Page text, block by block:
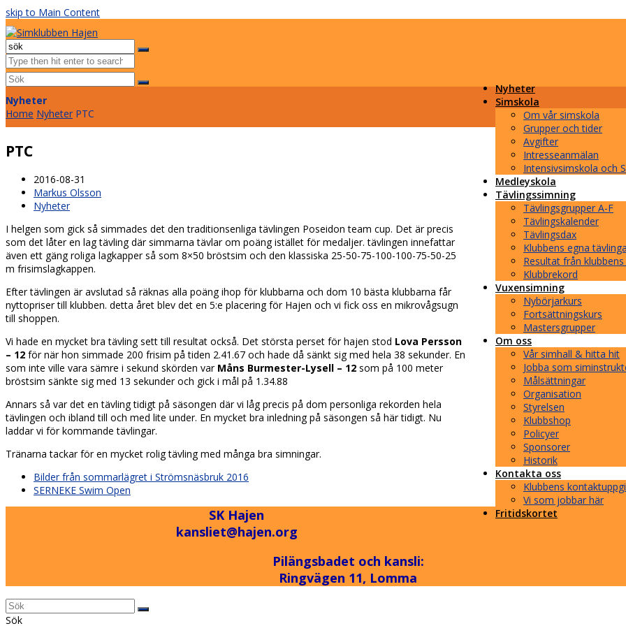
skip to Main Content
Facebook
Instagram
Email
Open
Mobile
Menu
Nyheter
Simskola
Om vår simskola
Grupper och tider
Avgifter
Intresseanmälan
Intensivsimskola och
Medleyskola
Tävlingssimning
Tävlingsgrupper A-F
Tävlingskalender
Tävlingsdax
Klubbens egna
Resultat från
Klubbrekord
Vuxensimning
Nybörjarkurs
Fortsättningskurs
Mastersgrupper
Om oss
Vår simhall & hitta hit
Jobba som
Målsättningar
Organisation
Styrelsen
Klubbshop
Policyer
Sponsorer
Historik
Kontakta oss
Klubbens
Vi som jobbar här
Fritidskortet
Sök
Submit
Nyheter
Home Nyheter PTC
PTC
2016-08-31
Markus Olsson
Nyheter
I helgen som gick så simmades det den traditionsenliga tävlingen Poseidon team cup. Det är precis
som det låter en lag tävling där simmarna tävlar om poäng istället för medaljer. tävlingen innefattar
även ett gäng roliga lagkapper så som 8×50 bröstsim och den klassiska 25-50-75-100-100-75-50-25
m frisimslagkappen.
Efter tävlingen är avslutad så räknas alla poäng ihop för klubbarna och dom 10 bästa klubbarna får
nyttopriser till klubben. detta året blev det en 5:e placering för Hajen och vi fick oss en mikrovågsugn
till shoppen.
Vi hade en mycket bra tävling sett till resultat också. Det största perset för hajen stod Lova Persson
– 12 för när hon simmade 200 frisim på tiden 2.41.67 och hade då sänkt sig med hela 38 sekunder. En
som inte ville vara sämre i sekund skörden var Måns Burmester-Lysell – 12 som på 100 meter
bröstsim sänkte sig med 13 sekunder och gick i mål på 1.34.88
Annars så var det en tävling tidigt på säsongen där vi låg precis på dom personliga rekorden hela
tävlingen och ibland till och med lite under. En mycket bra inledning på säsongen så här tidigt. Nu
laddar vi för kommande tävlingar.
Tränarna tackar för en mycket rolig tävling med många bra simningar.
previous
post:
Bilder från sommarlägret i Strömsnäsbruk 2016
next
SERNEKE Swim Open
SK Hajen
kansliet@hajen.org
Pilängsbadet och kansli:
Ringvägen 11, Lomma
Back
Sök